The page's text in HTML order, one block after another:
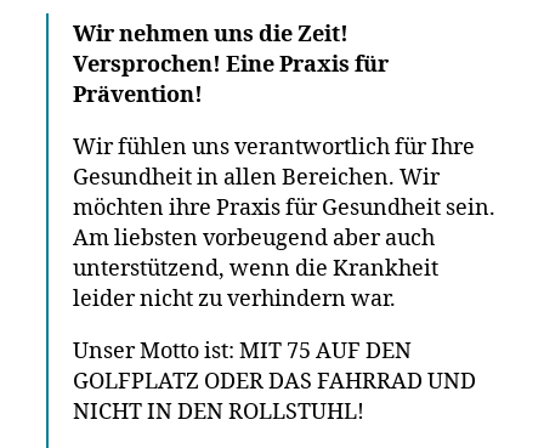
Wir nehmen uns die Zeit!
Versprochen! Eine Praxis für
Prävention!
Wir fühlen uns verantwortlich für Ihre
Gesundheit in allen Bereichen. Wir
möchten ihre Praxis für Gesundheit sein.
Am liebsten vorbeugend aber auch
unterstützend, wenn die Krankheit
leider nicht zu verhindern war.
Unser Motto ist: MIT 75 AUF DEN
GOLFPLATZ ODER DAS FAHRRAD UND
NICHT IN DEN ROLLSTUHL!